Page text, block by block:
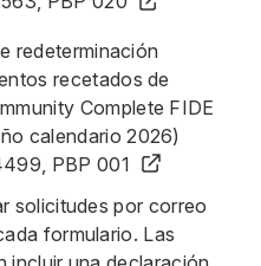
redeterminación
recetados de
Complete FIDE
calendario 2026)
PBP 001
solicitudes por correo
formulario. Las